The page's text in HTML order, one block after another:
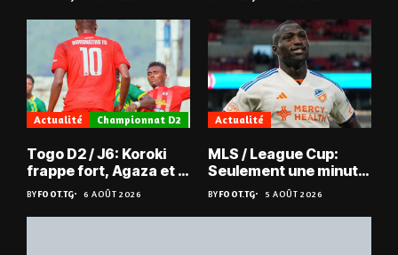
éliminée
Actualité Championnat D2
Togo D2 / J6: Koroki
frappe fort, Agaza et la
JCA assurent,
suspense avant Sara
FC – Doumbé FC
BYFOOT.TG 6 AOÛT 2026
Actualité
MLS / League Cup:
Seulement une minute
de jeu pour Kévin
Denkey
BYFOOT.TG 5 AOÛT 2026